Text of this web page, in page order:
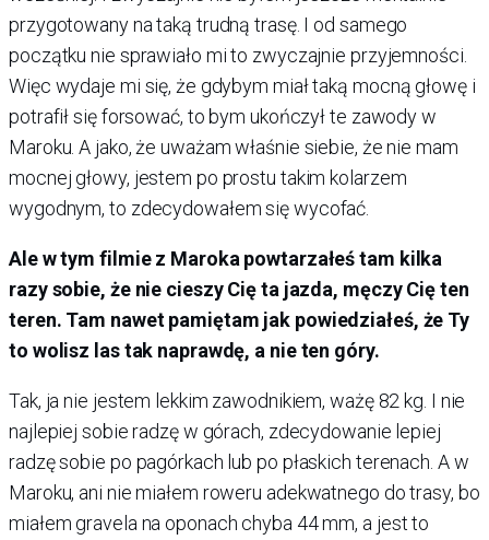
przygotowany na taką trudną trasę. I od samego
początku nie sprawiało mi to zwyczajnie przyjemności.
Więc wydaje mi się, że gdybym miał taką mocną głowę i
potrafił się forsować, to bym ukończył te zawody w
Maroku. A jako, że uważam właśnie siebie, że nie mam
mocnej głowy, jestem po prostu takim kolarzem
wygodnym, to zdecydowałem się wycofać.
Ale w tym filmie z Maroka powtarzałeś tam kilka
razy sobie, że nie cieszy Cię ta jazda, męczy Cię ten
teren. Tam nawet pamiętam jak powiedziałeś, że Ty
to wolisz las tak naprawdę, a nie ten góry.
Tak, ja nie jestem lekkim zawodnikiem, ważę 82 kg. I nie
najlepiej sobie radzę w górach, zdecydowanie lepiej
radzę sobie po pagórkach lub po płaskich terenach. A w
Maroku, ani nie miałem roweru adekwatnego do trasy, bo
miałem gravela na oponach chyba 44 mm, a jest to